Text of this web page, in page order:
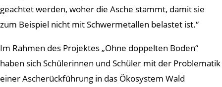
geachtet werden, woher die Asche stammt, damit sie
zum Beispiel nicht mit Schwermetallen belastet ist.“
Im Rahmen des Projektes „Ohne doppelten Boden“
haben sich Schülerinnen und Schüler mit der Problematik
einer Ascherückführung in das Ökosystem Wald